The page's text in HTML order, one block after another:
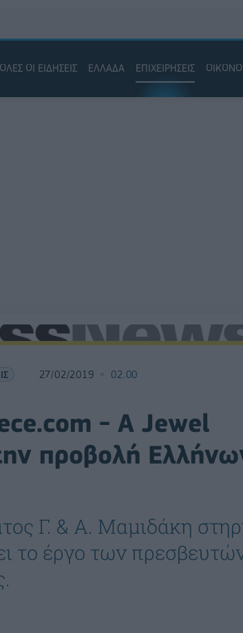
ΟΛΕΣ ΟΙ ΕΙΔΗΣΕΙΣ ΕΛΛΑΔΑ ΕΠΙΧΕΙΡΗΣΕΙΣ
27/02/2019 02:00
- Α Jewel
προβολή
Γ. & Α. Μαμιδάκη
το έργο των